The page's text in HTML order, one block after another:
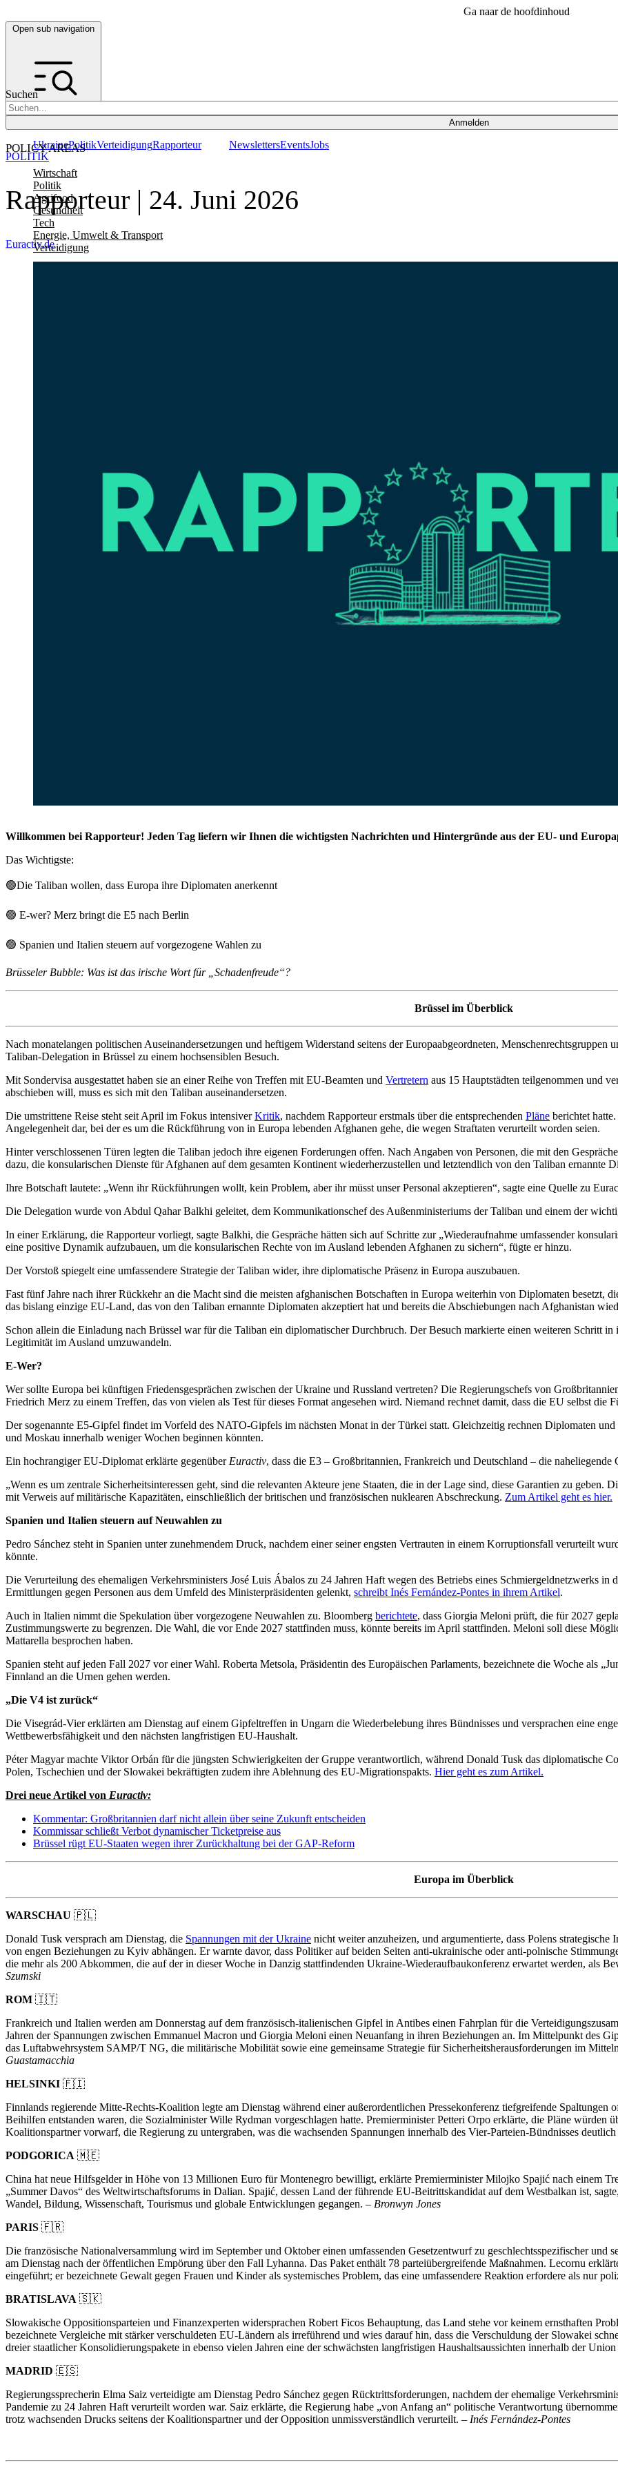
Ga naar de hoofdinhoud
Open sub navigation
Suchen
Anmelden
POLICY AREAS
Wirtschaft
Politik
Agrifood
Gesundheit
Tech
Energie, Umwelt & Transport
Verteidigung
UkrainePolitikVerteidigungRapporteur NewslettersEventsJobs
Rapporteur | 24. Juni 2026
POLITIK
Euractiv.de
Willkommen bei Rapporteur! Jeden Tag liefern wir Ihnen die wichtigsten Nachrichten und Hintergründe aus der EU- und
Das Wichtigste:
🟢Die Taliban wollen, dass Europa ihre Diplomaten anerkennt
🟢 E-wer? Merz bringt die E5 nach Berlin
🟢 Spanien und Italien steuern auf vorgezogene Wahlen zu
Brüsseler Bubble: Was ist das irische Wort für „Schadenfreude“?
Brüssel im Überblick
Nach monatelangen politischen Auseinandersetzungen und heftigem Widerstand seitens der Europaabgeordneten,
Taliban-Delegation in Brüssel zu einem hochsensiblen Besuch.
Mit Sondervisa ausgestattet haben sie an einer Reihe von Treffen mit EU-Beamten und Vertretern aus 15 Hauptstädten teilgenommen und
abschieben will, muss es sich mit den Taliban auseinandersetzen.
Die umstrittene Reise steht seit April im Fokus intensiverKritik, nachdem Rapporteur erstmals über die entsprechenden Pläne berichtet
Angelegenheit dar, bei der es um die Rückführung von in Europa lebenden Afghanen gehe, die wegen Straftaten verurteilt worden seien.
Hinter verschlossenen Türen legten die Taliban jedoch ihre eigenen Forderungen offen. Nach Angaben von Personen, die mit den
dazu, die konsularischen Dienste für Afghanen auf dem gesamten Kontinent wiederherzustellen und letztendlich von den Taliban ernannte
Ihre Botschaft lautete: „Wenn ihr Rückführungen wollt, kein Problem, aber ihr müsst unser Personal akzeptieren“, sagte eine Quelle zu
Die Delegation wurde von Abdul Qahar Balkhi geleitet, dem Kommunikationschef des Außenministeriums der Taliban und einem der
In einer Erklärung, die Rapporteur vorliegt, sagte Balkhi, die Gespräche hätten sich auf Schritte zur „Wiederaufnahme umfassender
eine positive Dynamik aufzubauen, um die konsularischen Rechte von im Ausland lebenden Afghanen zu sichern“, fügte er hinzu.
Der Vorstoß spiegelt eine umfassendere Strategie der Taliban wider, ihre diplomatische Präsenz in Europa auszubauen.
Fast fünf Jahre nach ihrer Rückkehr an die Macht sind die meisten afghanischen Botschaften in Europa weiterhin von Diplomaten besetzt,
das bislang einzige EU-Land, das von den Taliban ernannte Diplomaten akzeptiert hat und bereits die Abschiebungen nach Afghanistan
Schon allein die Einladung nach Brüssel war für die Taliban ein diplomatischer Durchbruch. Der Besuch markierte einen weiteren Schritt
Legitimität im Ausland umzuwandeln.
E-Wer?
Wer sollte Europa bei künftigen Friedensgesprächen zwischen der Ukraine und Russland vertreten? Die Regierungschefs von
Friedrich Merz zu einem Treffen, das von vielen als Test für dieses Format angesehen wird. Niemand rechnet damit, dass die EU selbst die
Der sogenannte E5-Gipfel findet im Vorfeld des NATO-Gipfels im nächsten Monat in der Türkei statt. Gleichzeitig rechnen Diplomaten
und Moskau innerhalb weniger Wochen beginnen könnten.
Ein hochrangiger EU-Diplomat erklärte gegenüber Euractiv, dass die E3 – Großbritannien, Frankreich und Deutschland – die
„Wenn es um zentrale Sicherheitsinteressen geht, sind die relevanten Akteure jene Staaten, die in der Lage sind, diese Garantien zu geben.
mit Verweis auf militärische Kapazitäten, einschließlich der britischen und französischen nuklearen Abschreckung. Zum Artikel geht es hier.
Spanien und Italien steuern auf Neuwahlen zu
Pedro Sánchez steht in Spanien unter zunehmendem Druck, nachdem einer seiner engsten Vertrauten in einem Korruptionsfall verurteilt
könnte.
Die Verurteilung des ehemaligen Verkehrsministers José Luis Ábalos zu 24 Jahren Haft wegen des Betriebs eines Schmiergeldnetzwerks
Ermittlungen gegen Personen aus dem Umfeld des Ministerpräsidenten gelenkt, schreibt Inés Fernández-Pontes in ihrem Artikel.
Auch in Italien nimmt die Spekulation über vorgezogene Neuwahlen zu. Bloomberg berichtete, dass Giorgia Meloni prüft, die für 2027
Zustimmungswerte zu begrenzen. Die Wahl, die vor Ende 2027 stattfinden muss, könnte bereits im April stattfinden. Meloni soll diese
Mattarella besprochen haben.
Spanien steht auf jeden Fall 2027 vor einer Wahl. Roberta Metsola, Präsidentin des Europäischen Parlaments, bezeichnete die Woche als
Finnland an die Urnen gehen werden.
„Die V4 ist zurück“
Die Visegrád-Vier erklärten am Dienstag auf einem Gipfeltreffen in Ungarn die Wiederbelebung ihres Bündnisses und versprachen eine
Wettbewerbsfähigkeit und den nächsten langfristigen EU-Haushalt.
Péter Magyar machte Viktor Orbán für die jüngsten Schwierigkeiten der Gruppe verantwortlich, während Donald Tusk das diplomatische
Polen, Tschechien und der Slowakei bekräftigten zudem ihre Ablehnung des EU-Migrationspakts. Hier geht es zum Artikel.
Drei neue Artikel von Euractiv:
Kommentar: Großbritannien darf nicht allein über seine Zukunft entscheiden
Kommissar schließt Verbot dynamischer Ticketpreise aus
Brüssel rügt EU-Staaten wegen ihrer Zurückhaltung bei der GAP-Reform
Europa im Überblick
WARSCHAU 🇵🇱
Donald Tusk versprach am Dienstag, die Spannungen mit der Ukraine nicht weiter anzuheizen, und argumentierte, dass Polens
von engen Beziehungen zu Kyiv abhängen. Er warnte davor, dass Politiker auf beiden Seiten anti-ukrainische oder anti-polnische
die mehr als 200 Abkommen, die auf der in dieser Woche in Danzig stattfindenden Ukraine-Wiederaufbaukonferenz erwartet werden, als
Szumski
ROM 🇮🇹
Frankreich und Italien werden am Donnerstag auf dem französisch-italienischen Gipfel in Antibes einen Fahrplan für die
Jahren der Spannungen zwischen Emmanuel Macron und Giorgia Meloni einen Neuanfang in ihren Beziehungen an. Im Mittelpunkt des
das Luftabwehrsystem SAMP/T NG, die militärische Mobilität sowie eine gemeinsame Strategie für Sicherheitsherausforderungen im
Guastamacchia
HELSINKI 🇫🇮
Finnlands regierende Mitte-Rechts-Koalition legte am Dienstag während einer außerordentlichen Pressekonferenz tiefgreifende
Beihilfen entstanden waren, die Sozialminister Wille Rydman vorgeschlagen hatte. Premierminister Petteri Orpo erklärte, die Pläne würden
Koalitionspartner vorwarf, die Regierung zu untergraben, was die wachsenden Spannungen innerhalb des Vier-Parteien-Bündnisses deutlich
PODGORICA 🇲🇪
China hat neue Hilfsgelder in Höhe von 13 Millionen Euro für Montenegro bewilligt, erklärte Premierminister Milojko Spajić nach einem
„Summer Davos“ des Weltwirtschaftsforums in Dalian. Spajić, dessen Land der führende EU-Beitrittskandidat auf dem Westbalkan ist,
Wandel, Bildung, Wissenschaft, Tourismus und globale Entwicklungen gegangen. – Bronwyn Jones
PARIS 🇫🇷
Die französische Nationalversammlung wird im September und Oktober einen umfassenden Gesetzentwurf zu geschlechtsspezifischer und
am Dienstag nach der öffentlichen Empörung über den Fall Lyhanna. Das Paket enthält 78 parteiübergreifende Maßnahmen. Lecornu
eingeführt; er bezeichnete Gewalt gegen Frauen und Kinder als systemisches Problem, das eine umfassendere Reaktion erfordere als nur
BRATISLAVA 🇸🇰
Slowakische Oppositionsparteien und Finanzexperten widersprachen Robert Ficos Behauptung, das Land stehe vor keinem ernsthaften
bezeichnete Vergleiche mit stärker verschuldeten EU-Ländern als irreführend und wies darauf hin, dass die Verschuldung der Slowakei
dreier staatlicher Konsolidierungspakete in ebenso vielen Jahren eine der schwächsten langfristigen Haushaltsaussichten innerhalb der
MADRID 🇪🇸
Regierungssprecherin Elma Saiz verteidigte am Dienstag Pedro Sánchez gegen Rücktrittsforderungen, nachdem der ehemalige
Pandemie zu 24 Jahren Haft verurteilt worden war. Saiz erklärte, die Regierung habe „von Anfang an“ politische Verantwortung
trotz wachsenden Drucks seitens der Koalitionspartner und der Opposition unmissverständlich verurteilt. – Inés Fernández-Pontes